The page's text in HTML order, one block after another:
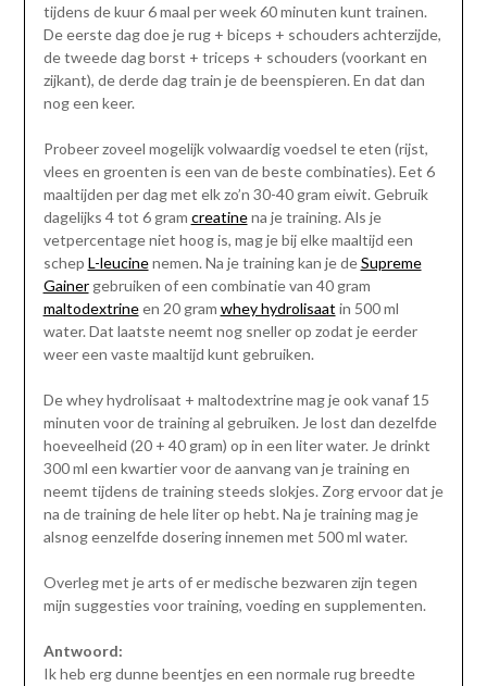
tijdens de kuur 6 maal per week 60 minuten kunt trainen.
De eerste dag doe je rug + biceps + schouders achterzijde,
de tweede dag borst + triceps + schouders (voorkant en
zijkant), de derde dag train je de beenspieren. En dat dan
nog een keer.
Probeer zoveel mogelijk volwaardig voedsel te eten (rijst,
vlees en groenten is een van de beste combinaties). Eet 6
maaltijden per dag met elk zo’n 30-40 gram eiwit. Gebruik
dagelijks 4 tot 6 gram creatinena je training. Als je
vetpercentage niet hoog is, mag je bij elke maaltijd een
schep L-leucinenemen. Na je training kan je deSupreme
Gainergebruiken of een combinatie van 40 gram
maltodextrineen 20 gram whey hydrolisaat in 500 ml
water. Dat laatste neemt nog sneller op zodat je eerder
weer een vaste maaltijd kunt gebruiken.
De whey hydrolisaat + maltodextrine mag je ook vanaf 15
minuten voor de training al gebruiken. Je lost dan dezelfde
hoeveelheid (20 + 40 gram) op in een liter water. Je drinkt
300 ml een kwartier voor de aanvang van je training en
neemt tijdens de training steeds slokjes. Zorg ervoor dat je
na de training de hele liter op hebt. Na je training mag je
alsnog eenzelfde dosering innemen met 500 ml water.
Overleg met je arts of er medische bezwaren zijn tegen
mijn suggesties voor training, voeding en supplementen.
Antwoord:
Ik heb erg dunne beentjes en een normale rug breedte